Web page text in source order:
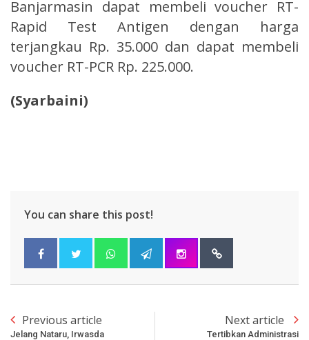
Banjarmasin dapat membeli voucher RT-
Rapid Test Antigen dengan harga
terjangkau Rp. 35.000 dan dapat membeli
voucher RT-PCR Rp. 225.000.
(Syarbaini)
You can share this post!
Previous article
Jelang Nataru, Irwasda
Next article
Tertibkan Administrasi